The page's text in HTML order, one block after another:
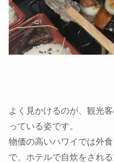
よく見かけるのが、観光
っている姿です。
物価の高いハワイでは外
で、ホテルで自炊をされ